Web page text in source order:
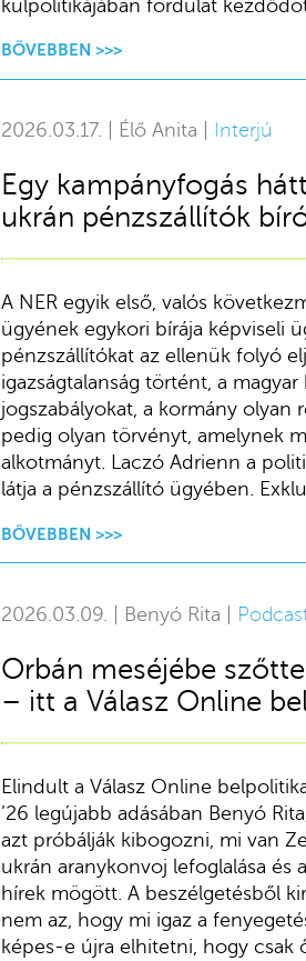
külpolitikájában fordulat
BŐVEBBEN >>>
2026.03.17. | Élő Anita | Interjú
Egy kampányfogás
ukrán pénzszállítók
A NER egyik első, valós
ügyének egykori bírája képviseli
pénzszállítókat az ellenük folyó
igazságtalanság történt, a
jogszabályokat, a kormány
pedig olyan törvényt, amelynek
alkotmányt. Laczó Adrienn a
látja a pénzszállító ügyében.
BŐVEBBEN >>>
2026.03.09. | Benyó Rita |
Orbán meséjébe
– itt a Válasz Online
Elindult a Válasz Online
’26 legújabb adásában Benyó
azt próbálják kibogozni, mi van
ukrán aranykonvoj lefoglalása és
hírek mögött. A beszélgetésből
nem az, hogy mi igaz a
képes-e újra elhitetni, hogy csak